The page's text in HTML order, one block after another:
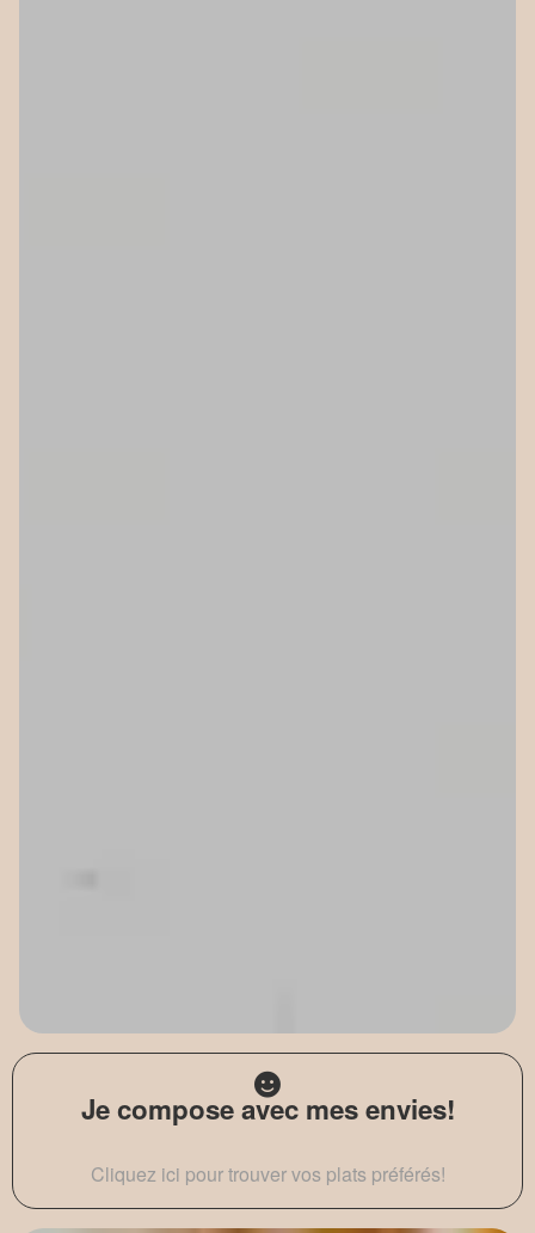
Je compose avec mes envies!
Cliquez ici pour trouver vos plats préférés!